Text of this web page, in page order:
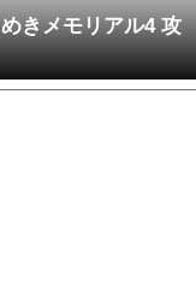
きメモリアル4 攻